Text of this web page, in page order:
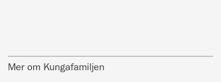
Mer om Kungafamiljen